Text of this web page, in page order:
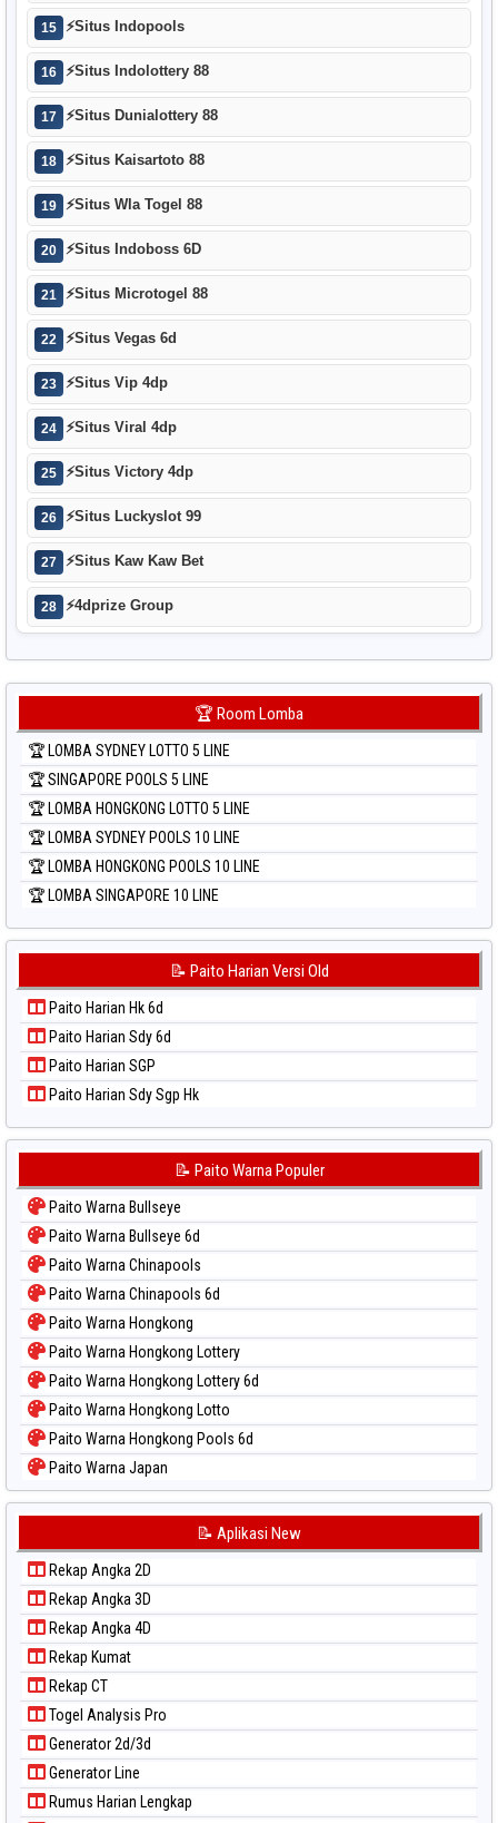
15 ⚡Situs Indopools
16 ⚡Situs Indolottery 88
17 ⚡Situs Dunialottery 88
18 ⚡Situs Kaisartoto 88
19 ⚡Situs Wla Togel 88
20 ⚡Situs Indoboss 6D
21 ⚡Situs Microtogel 88
22 ⚡Situs Vegas 6d
23 ⚡Situs Vip 4dp
24 ⚡Situs Viral 4dp
25 ⚡Situs Victory 4dp
26 ⚡Situs Luckyslot 99
27 ⚡Situs Kaw Kaw Bet
28 ⚡4dprize Group
🏆 Room Lomba
🏆 LOMBA SYDNEY LOTTO 5 LINE
🏆 SINGAPORE POOLS 5 LINE
🏆 LOMBA HONGKONG LOTTO 5 LINE
🏆 LOMBA SYDNEY POOLS 10 LINE
🏆 LOMBA HONGKONG POOLS 10 LINE
🏆 LOMBA SINGAPORE 10 LINE
📝 Paito Harian Versi Old
Paito Harian Hk 6d
Paito Harian Sdy 6d
Paito Harian SGP
Paito Harian Sdy Sgp Hk
📝 Paito Warna Populer
Paito Warna Bullseye
Paito Warna Bullseye 6d
Paito Warna Chinapools
Paito Warna Chinapools 6d
Paito Warna Hongkong
Paito Warna Hongkong Lottery
Paito Warna Hongkong Lottery 6d
Paito Warna Hongkong Lotto
Paito Warna Hongkong Pools 6d
Paito Warna Japan
Paito Warna Japan 6d
Paito Warna Kuda Lari
Paito Warna Magnum Cambodia
Paito Warna Nagoya
Paito Warna New York Midday
Paito Warna North Carolina Day
Paito Warna Pcso
Paito Warna Pennsylvania Day
Paito Warna Sao Paulo
Paito Warna Singapore
Paito Warna Sydney
📝 Aplikasi New
Rekap Angka 2D
Rekap Angka 3D
Rekap Angka 4D
Rekap Kumat
Rekap CT
Togel Analysis Pro
Generator 2d/3d
Generator Line
Rumus Harian Lengkap